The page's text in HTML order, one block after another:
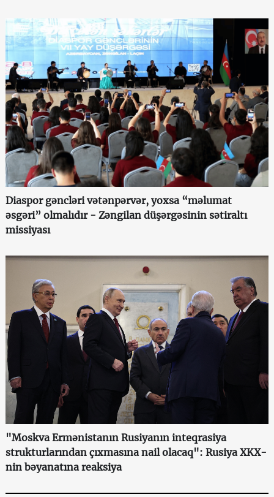
Diaspor gəncləri vətənpərvər, yoxsa “məlumat
əsgəri” olmalıdır - Zəngilan düşərgəsinin sətiraltı
missiyası
"Moskva Ermənistanın Rusiyanın inteqrasiya
strukturlarından çıxmasına nail olacaq": Rusiya XKX-
nin bəyanatına reaksiya